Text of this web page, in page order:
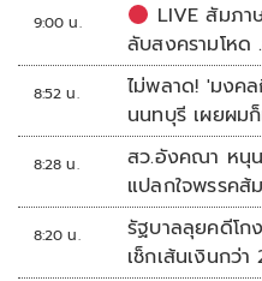
9:00 น.
LIVE สัมภ
ลับสงครามโหด
ใหม่ในตะวันออ
คิด กับ..สำราญ
8:52 น.
ไม่พลาด! 'มงค
นนทบุรี เผยผม
8:28 น.
สว.อังคณา หนุ
แปลกใจพรรค
8:20 น.
รัฐบาลลุยคดีโก
เช็กเส้นเงินกว่